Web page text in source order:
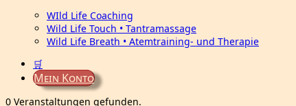
WIld Life Coaching
Wild Life Touch • Tantramassage
Wild Life Breath • Atemtraining- und Therapie
🛒
Mein Konto
0 Veranstaltungen gefunden.